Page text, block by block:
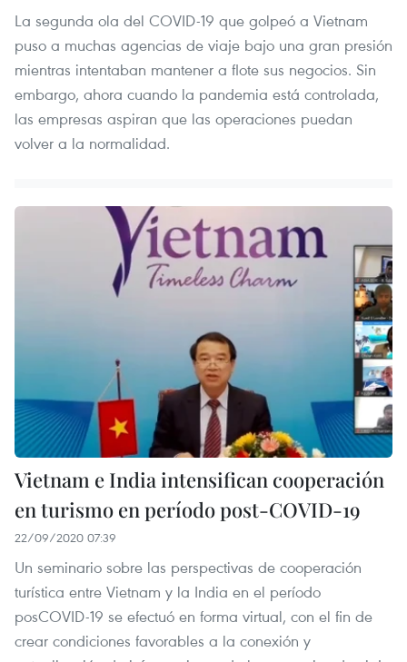
La segunda ola del COVID-19 que golpeó a Vietnam
puso a muchas agencias de viaje bajo una gran presión
mientras intentaban mantener a flote sus negocios. Sin
embargo, ahora cuando la pandemia está controlada,
las empresas aspiran que las operaciones puedan
volver a la normalidad.
Vietnam e India intensifican cooperación
en turismo en período post-COVID-19
22/09/2020 07:39
Un seminario sobre las perspectivas de cooperación
turística entre Vietnam y la India en el período
posCOVID-19 se efectuó en forma virtual, con el fin de
crear condiciones favorables a la conexión y